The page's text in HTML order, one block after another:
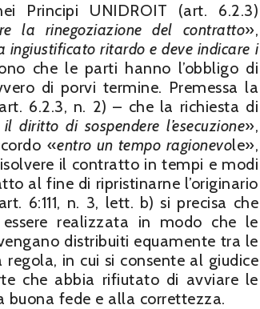
Principi UNIDROIT (art. 6.2.3)
la rinegoziazione del contratto»,
ingiustificato ritardo e deve indicare i
che le parti hanno l’obbligo di
di porvi termine. Premessa la
6.2.3, n. 2) – che la richiesta di
di sospendere l’esecuzione»,
«entro un tempo ragionevole»,
il contratto in tempi e modi
al fine di ripristinarne l’originario
6:111, n. 3, lett. b) si precisa che
realizzata in modo che le
distribuiti equamente tra le
in cui si consente al giudice
che abbia rifiutato di avviare le
fede e alla correttezza.